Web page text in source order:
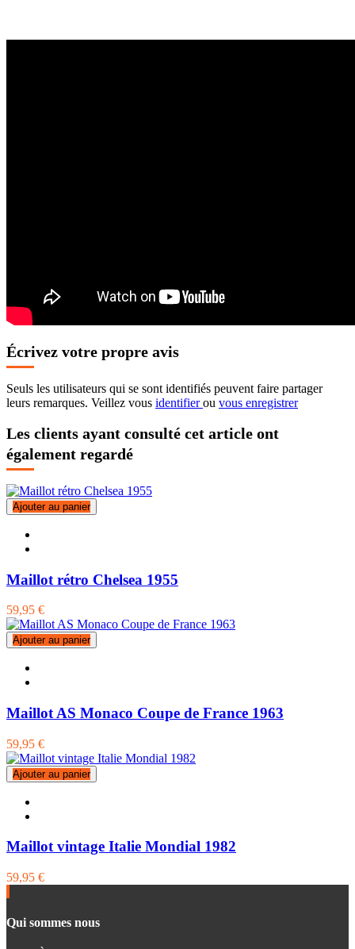
Écrivez votre propre avis
Seuls les utilisateurs qui se sont identifiés peuvent faire partager
leurs remarques. Veillez vous identifierou vous enregistrer
Les clients ayant consulté cet article ont
également regardé
Ajouter au panier
Maillot rétro Chelsea 1955
59,95 €
Ajouter au panier
Maillot AS Monaco Coupe de France 1963
59,95 €
Ajouter au panier
Maillot vintage Italie Mondial 1982
59,95 €
Qui sommes nous